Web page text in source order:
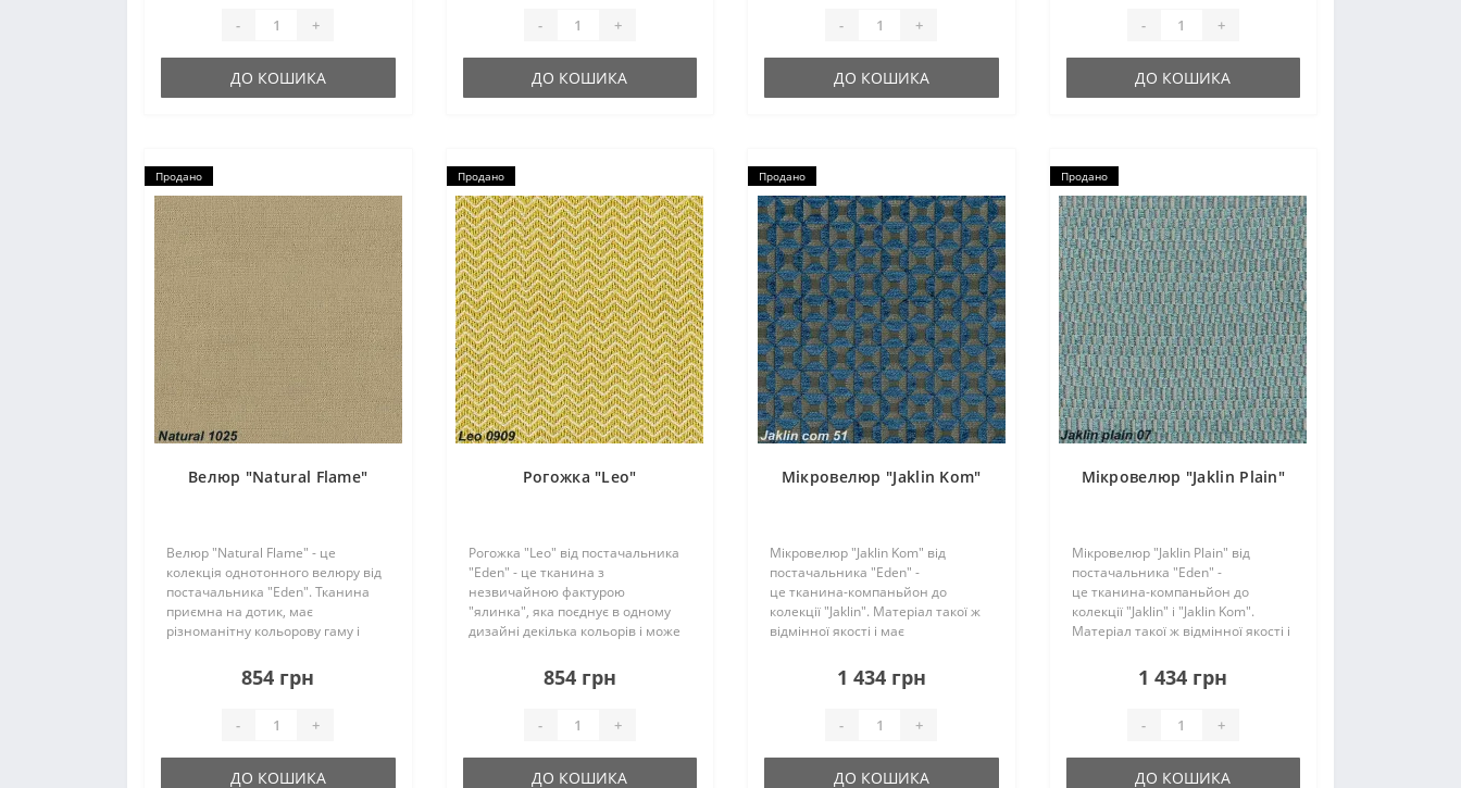
- +
ДО КОШИКА
- +
ДО КОШИКА
- +
ДО КОШИКА
- +
ДО КОШИКА
Продано
Велюр "Natural Flame"
Велюр "Natural Flame" - це
колекція однотонного велюру від
постачальника "Eden". Тканина
приємна на дотик, має
різноманітну кольорову гаму і
854 грн
- +
ДО КОШИКА
Продано
Рогожка "Leo"
Рогожка "Leo" від постачальника
"Eden" - це тканина з
незвичайною фактурою
"ялинка", яка поєднує в одному
дизайні декілька кольорів і може
компаньйонів. Така оббивка може
використовуватись як для
854 грн
- +
ДО КОШИКА
Продано
Мікровелюр "Jaklin Kom"
Мікровелюр "Jaklin Kom" від
постачальника "Eden" -
це тканина-компаньйон до
колекції "Jaklin". Матеріал такої ж
відмінної якості і має
25% поліестер, 10%
бавовна). Оббивку можна
1 434 грн
- +
ДО КОШИКА
Продано
Мікровелюр "Jaklin Plain"
Мікровелюр "Jaklin Plain" від
постачальника "Eden" -
це тканина-компаньйон до
колекції "Jaklin" і "Jaklin Kom".
Матеріал такої ж відмінної якості і
віскоза, 25% поліестер, 10%
бавовна). Оббивку можна
1 434 грн
- +
ДО КОШИКА